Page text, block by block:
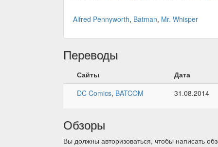
Alfred Pennyworth, Batman, Mr. Whisper
Переводы
Сайты
Дата
DC Comics, BATCOM 31.08.2014
Обзоры
Вы должны авторизоваться, чтобы написать